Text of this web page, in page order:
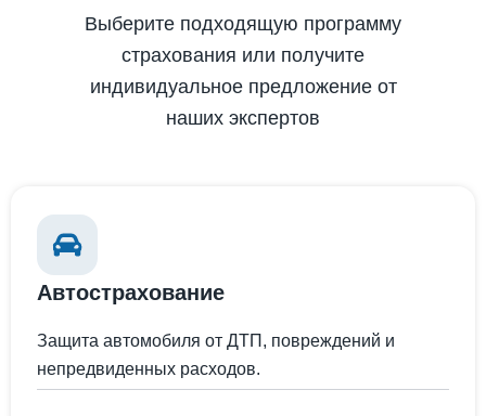
Выберите подходящую программу
страхования или получите
индивидуальное предложение от
наших экспертов
Автострахование
Защита автомобиля от ДТП, повреждений и
непредвиденных расходов.